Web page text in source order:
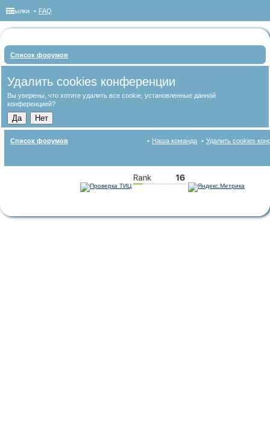
Ссылки FAQ
Список форумов
Удалить cookies конференции
Вы уверены, что хотите удалить все cookie, установленные данной
конференцией?
Список форумов Удалить cookies
Наша команда